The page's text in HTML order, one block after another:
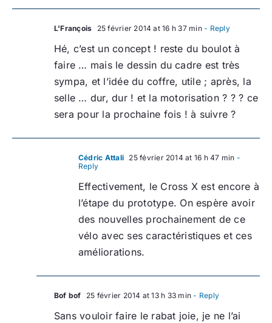
L'François 25 février 2014 at 16 h 37 min- Reply
Hé, c’est un concept ! reste du boulot à
faire … mais le dessin du cadre est très
sympa, et l’idée du coffre, utile ; après, la
selle … dur, dur ! et la motorisation ? ? ? ce
sera pour la prochaine fois ! à suivre ?
Cédric Attali 25 février 2014 at 16 h 47 min -
Reply
Effectivement, le Cross X est encore à
l’étape du prototype. On espère avoir
des nouvelles prochainement de ce
vélo avec ses caractéristiques et ces
améliorations.
Bof bof 25 février 2014 at 13 h 33 min - Reply
Sans vouloir faire le rabat joie, je ne l’ai